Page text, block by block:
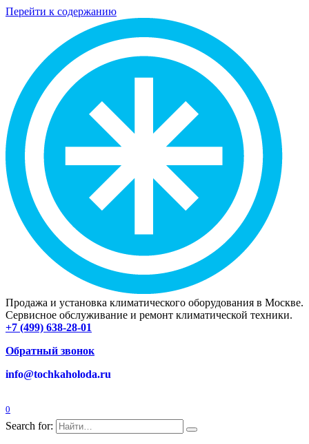
Перейти к содержанию
Продажа и установка климатического оборудования в Москве.
Сервисное обслуживание и ремонт климатической техники.
+7 (499) 638-28-01
Обратный звонок
info@tochkaholoda.ru
0
Search for: